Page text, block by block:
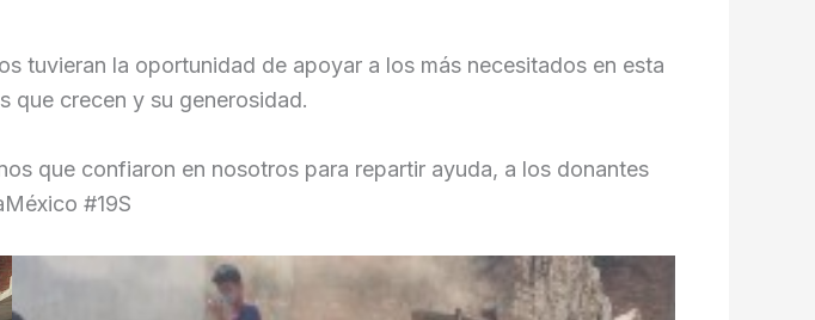
tuvieran la oportunidad de apoyar a los más necesitados en esta
que crecen y su generosidad.
que confiaron en nosotros para repartir ayuda, a los donantes
#19S